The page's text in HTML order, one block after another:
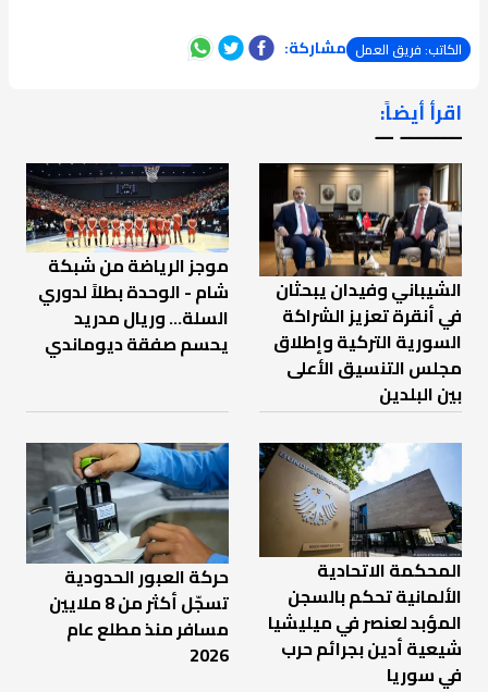
الكاتب: فريق العمل مشاركة:
اقرأ أيضاً:
ـــــــ ــ
الشيباني وفيدان يبحثان
في أنقرة تعزيز الشراكة
السورية التركية وإطلاق
مجلس التنسيق الأعلى
بين البلدين
موجز الرياضة من شبكة
شام - الوحدة بطلاً لدوري
السلة... وريال مدريد
يحسم صفقة ديوماندي
المحكمة الاتحادية
الألمانية تحكم بالسجن
المؤبد لعنصر في ميليشيا
شيعية أدين بجرائم حرب
في سوريا
حركة العبور الحدودية
تسجّل أكثر من 8 ملايين
مسافر منذ مطلع عام
2026